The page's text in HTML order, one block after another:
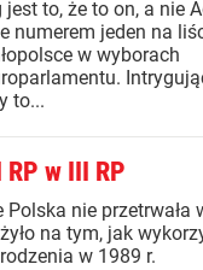
jest to, że to on, a nie
numerem jeden na
w wyborach
to...
w III RP
Polska nie przetrwała
na tym, jak
w 1989 r.